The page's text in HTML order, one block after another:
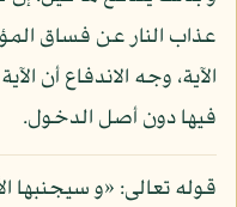
عذاب النار عن فساق
الآية، وجه الاندفاع أن
فيها دون أصل الدخول.
قوله تعالى: «و سيجنبها